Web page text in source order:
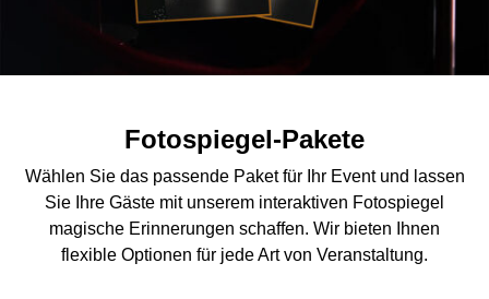
Fotospiegel-Pakete
Wählen Sie das passende Paket für Ihr Event und lassen
Sie Ihre Gäste mit unserem interaktiven Fotospiegel
magische Erinnerungen schaffen. Wir bieten Ihnen
flexible Optionen für jede Art von Veranstaltung.